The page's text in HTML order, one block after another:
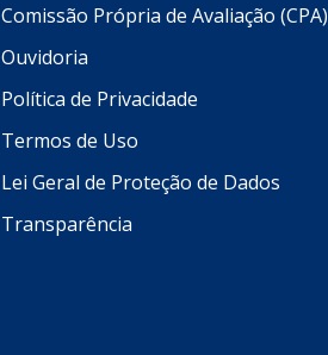
Comissão Própria de Avaliação (CPA)
Ouvidoria
Política de Privacidade
Termos de Uso
Lei Geral de Proteção de Dados
Transparência